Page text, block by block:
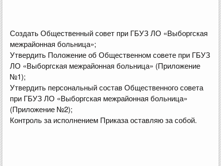
Создать Общественный совет при ГБУЗ ЛО «Выборгская
межрайонная больница»;
Утвердить Положение об Общественном совете при ГБУЗ
ЛО «Выборгская межрайонная больница» (Приложение
№1);
Утвердить персональный состав Общественного совета
при ГБУЗ ЛО «Выборгская межрайонная больница»
(Приложение №2);
Контроль за исполнением Приказа оставляю за собой.